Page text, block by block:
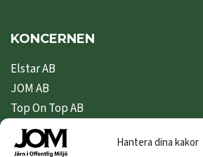
Hantera dina kakor
KONCERNEN
Elstar AB
JOM AB
Top On Top AB
Nipeda AB
Nivex Topsafe AB